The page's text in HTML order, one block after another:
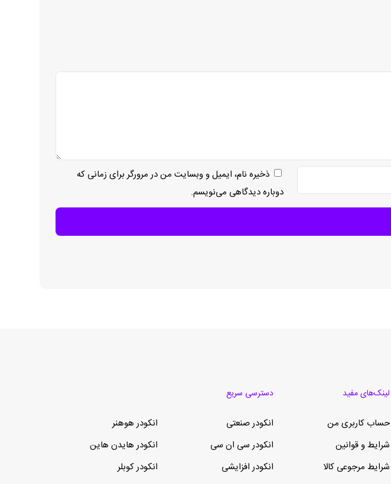
ذخیره نام، ایمیل و وبسایت من در مرورگر برای زمانی که
دوباره دیدگاهی می‌نویسم.
لینک‌های مفید
حساب کاربری من
شرایط و قوانین
شرایط مرجوعی کالا
دسترسی سریع
انکودر صنعتی
انکودر سی ان سی
انکودر افزایشی
انکودر هوهنر
انکودر هایدن هاین
انکودر کوبلر